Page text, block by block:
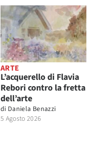
ARTE
L’acquerello di Flavia
Rebori contro la fretta
dell’arte
di Daniela Benazzi
5 Agosto 2026